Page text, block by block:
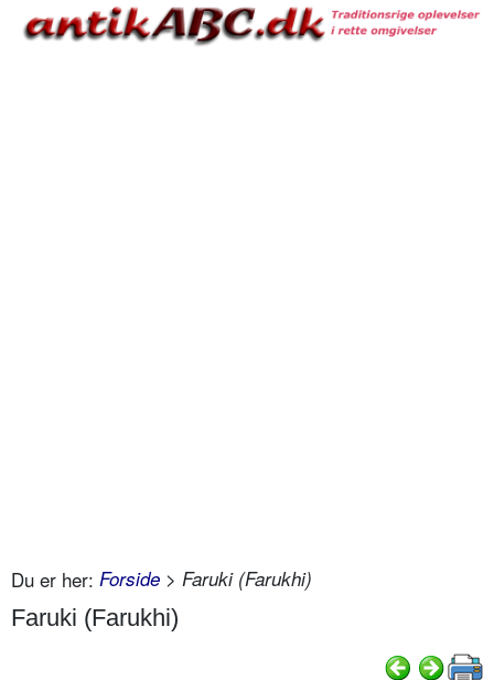
Du er her: Forside > Faruki (Farukhi)
Faruki (Farukhi)